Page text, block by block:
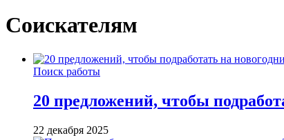
Соискателям
Поиск работы
20 предложений, чтобы
22 декабря 2025